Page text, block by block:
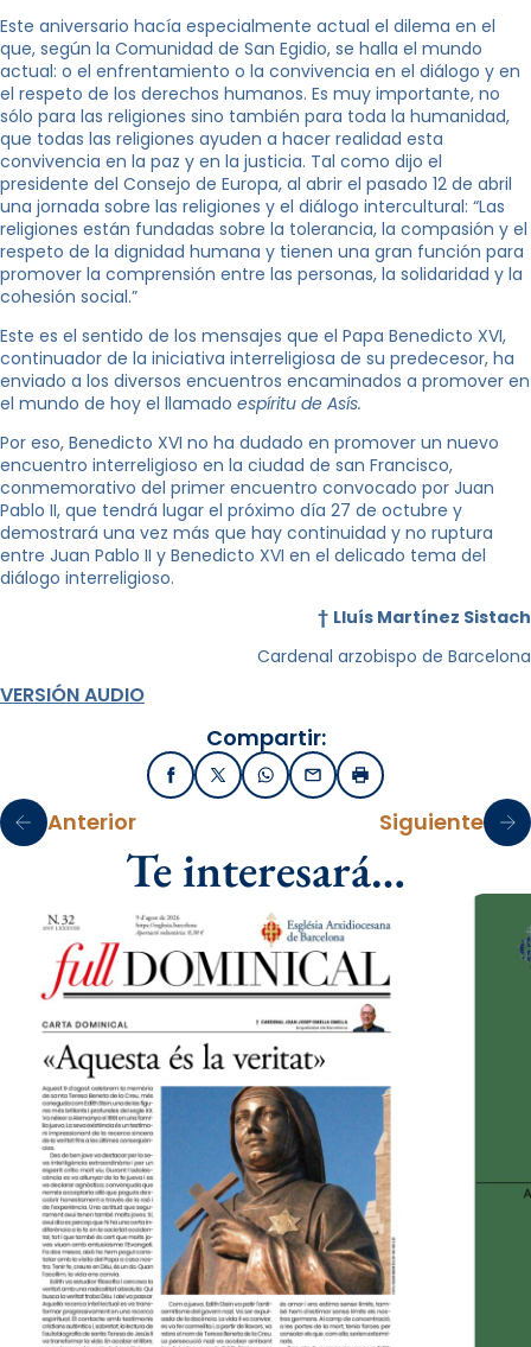
Este aniversario hacía especialmente actual el dilema en el
que, según la Comunidad de San Egidio, se halla el mundo
actual: o el enfrentamiento o la convivencia en el diálogo y en
el respeto de los derechos humanos. Es muy importante, no
sólo para las religiones sino también para toda la humanidad,
que todas las religiones ayuden a hacer realidad esta
convivencia en la paz y en la justicia. Tal como dijo el
presidente del Consejo de Europa, al abrir el pasado 12 de abril
una jornada sobre las religiones y el diálogo intercultural: “Las
religiones están fundadas sobre la tolerancia, la compasión y el
respeto de la dignidad humana y tienen una gran función para
promover la comprensión entre las personas, la solidaridad y la
cohesión social.”
Este es el sentido de los mensajes que el Papa Benedicto XVI,
continuador de la iniciativa interreligiosa de su predecesor, ha
enviado a los diversos encuentros encaminados a promover en
el mundo de hoy el llamado espíritu de Asís.
Por eso, Benedicto XVI no ha dudado en promover un nuevo
encuentro interreligioso en la ciudad de san Francisco,
conmemorativo del primer encuentro convocado por Juan
Pablo II, que tendrá lugar el próximo día 27 de octubre y
demostrará una vez más que hay continuidad y no ruptura
entre Juan Pablo II y Benedicto XVI en el delicado tema del
diálogo interreligioso.
† Lluís Martínez Sistach
Cardenal arzobispo de Barcelona
VERSIÓN AUDIO
Compartir:
FacebookX / TwitterWhatsApp
EmailImprimir
Anterior Siguiente
Te interesará…